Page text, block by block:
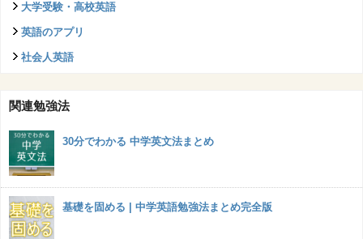
大学受験・高校英語
英語のアプリ
社会人英語
関連勉強法
30分でわかる 中学英文法まとめ
基礎を固める | 中学英語勉強法まとめ完全版